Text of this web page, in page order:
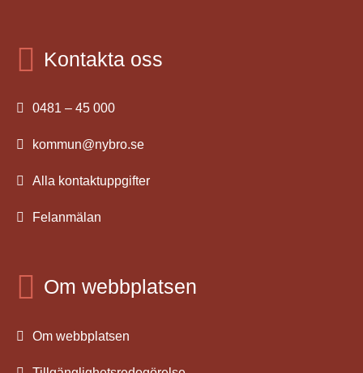
Kontakta oss
0481 – 45 000
kommun@nybro.se
Alla kontaktuppgifter
Felanmälan
Om webbplatsen
Om webbplatsen